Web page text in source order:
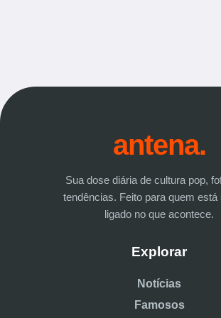
antena.
Sua dose diária de cultura pop,
tendências. Feito para quem está
ligado no que acontece.
Explorar
Notícias
Famosos